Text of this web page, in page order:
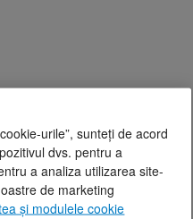
urile”, sunteți de acord
dvs. pentru a
a analiza utilizarea site-
de marketing
și modulele cookie